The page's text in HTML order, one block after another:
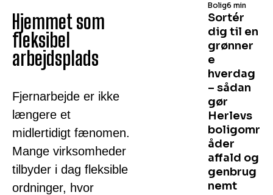
Hjemmet som
fleksibel
arbejdsplads
Fjernarbejde er ikke
længere et
midlertidigt fænomen.
Mange virksomheder
tilbyder i dag fleksible
ordninger, hvor
Sortér
dig til en
grønner
e
hverdag
– sådan
gør
Herlevs
boligomr
åder
affald og
genbrug
nemt
Bolig6 min